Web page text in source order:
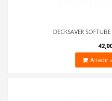
DECKSAVER
Añadir